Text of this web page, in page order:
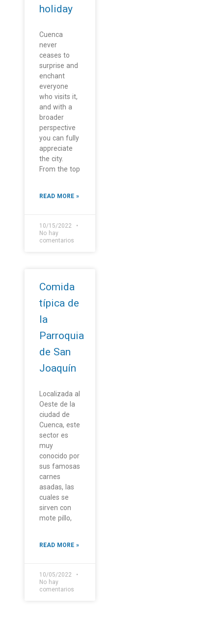
holiday
Cuenca
never
ceases to
surprise and
enchant
everyone
who visits it,
and with a
broader
perspective
you can fully
appreciate
the city.
From the top
READ MORE »
10/15/2022
No hay
comentarios
Comida
típica de
la
Parroquia
de San
Joaquín
Localizada al
Oeste de la
ciudad de
Cuenca, este
sector es
muy
conocido por
sus famosas
carnes
asadas, las
cuales se
sirven con
mote pillo,
READ MORE »
10/05/2022
No hay
comentarios